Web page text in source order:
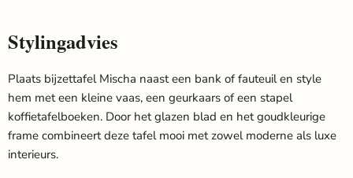
Stylingadvies
Plaats bijzettafel Mischa naast een bank of fauteuil en style
hem met een kleine vaas, een geurkaars of een stapel
koffietafelboeken. Door het glazen blad en het goudkleurige
frame combineert deze tafel mooi met zowel moderne als luxe
interieurs.